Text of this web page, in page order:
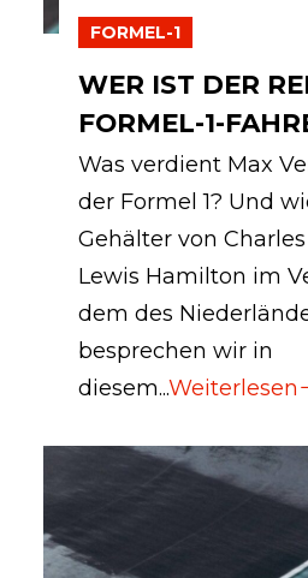
FORMEL-1
WER IST DER
FORMEL-1-
Was verdient Max
der Formel 1? Und
Gehälter von
Lewis Hamilton im
dem des
besprechen wir in
diesem...Weiterlesen